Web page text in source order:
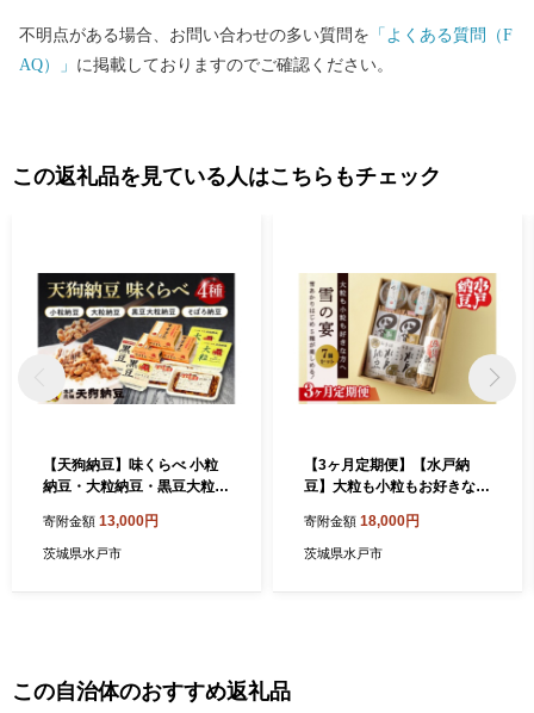
不明点がある場合、お問い合わせの多い質問を 「よくある質問（F
AQ）」 に掲載しておりますのでご確認ください。
この返礼品を見ている人はこちらもチェック
【天狗納豆】味くらべ 小粒
納豆・大粒納豆・黒豆大粒納
っとう 老舗 小粒 大粒 黒豆大
粒 大豆 朝食 ご飯 水戸市 水
寄附金額 13,000円
茨城県水戸市
【3ヶ月定期便】【水戸納
豆】大粒も小粒もお好きな方
豆 松の木 ギフト 贈り物 セッ
ト 食べ比べ 水戸市 水戸 茨城
寄附金額 18,000円
茨城県水戸市
この自治体のおすすめ返礼品